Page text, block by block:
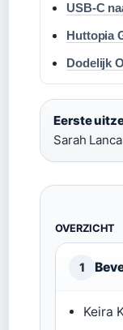
USB-C
Huttopia
Dodelijk
Eerste
Sarah
OVERZICHT
1
Keira